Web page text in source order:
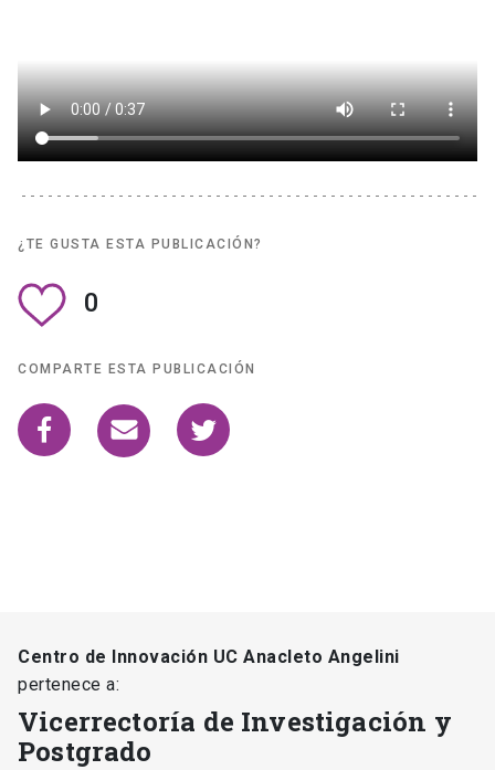
¿TE GUSTA ESTA PUBLICACIÓN?
0
COMPARTE ESTA PUBLICACIÓN
Centro de Innovación UC Anacleto Angelini
pertenece a:
Vicerrectoría de Investigación y
Postgrado